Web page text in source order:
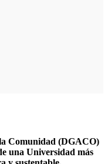
Comunidad (DGACO)
una Universidad más